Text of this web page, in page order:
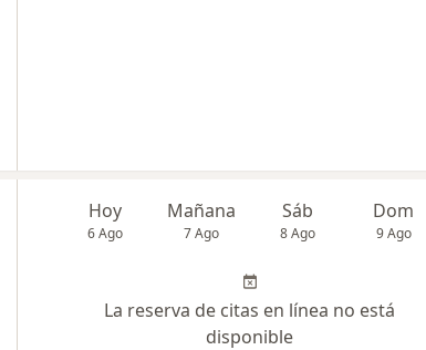
Hoy
6 Ago
Mañana
7 Ago
Sáb
8 Ago
Dom
9 Ago
La reserva de citas en línea no está
disponible